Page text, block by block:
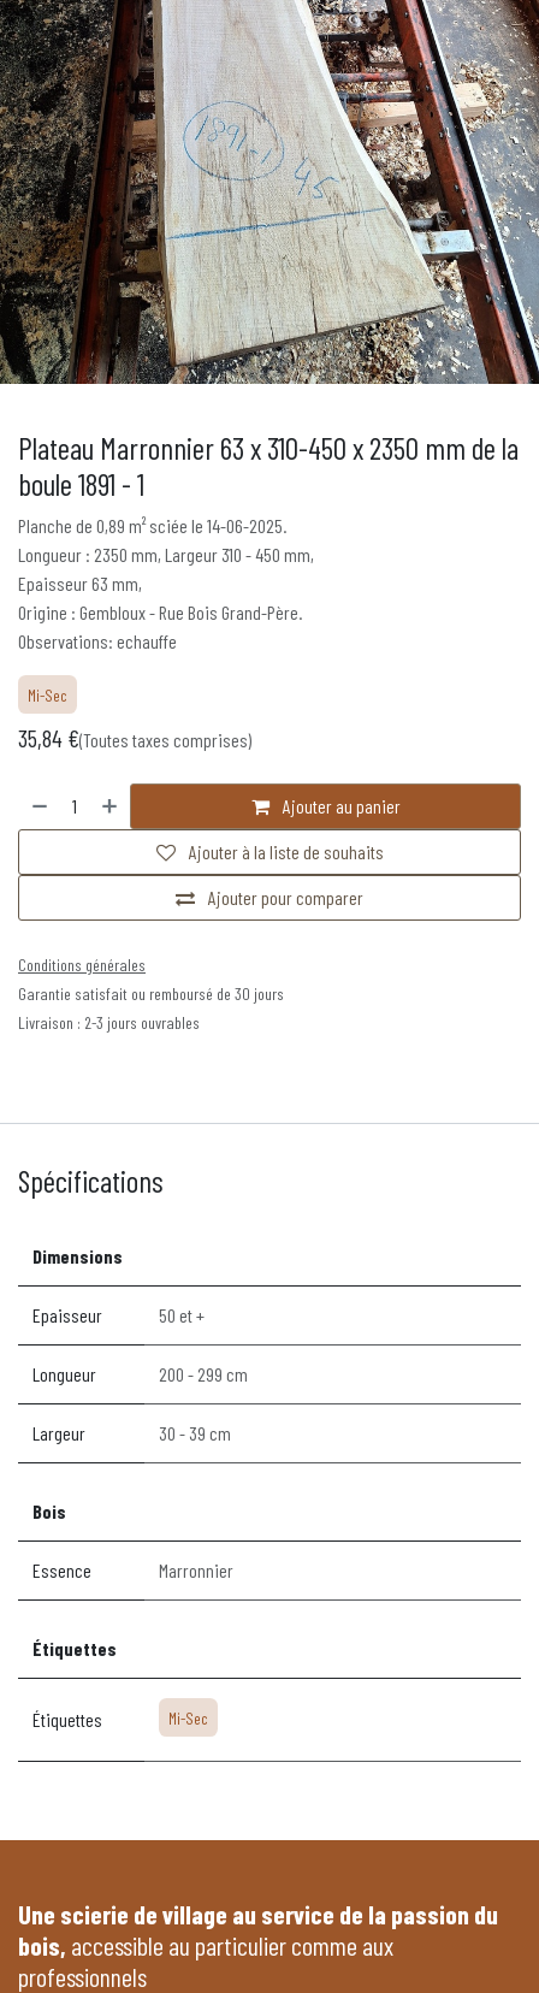
Plateau Marronnier 63 x 310-450 x 2350 mm de la
boule 1891 - 1
Planche de 0,89 m² sciée le 14-06-2025.
Longueur : 2350 mm, Largeur 310 - 450 mm,
Epaisseur 63 mm,
Origine : Gembloux - Rue Bois Grand-Père.
Observations: echauffe
Mi-Sec
35,84 €(Toutes taxes comprises)
Ajouter au panier
Ajouter pour comparer
Ajouter à la liste de souhaits
Conditions générales
Garantie satisfait ou remboursé de 30 jours
Livraison : 2-3 jours ouvrables
Spécifications
Dimensions
Epaisseur 50 et +
Longueur 200 - 299 cm
Largeur 30 - 39 cm
Bois
Essence Marronnier
Étiquettes
Étiquettes Mi-Sec
Une scierie de village au service de la passion du
bois, accessible au particulier comme aux
professionnels